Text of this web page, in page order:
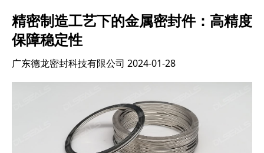
精密制造工艺下的金属密封件：高精度
保障稳定性
广东德龙密封科技有限公司 2024-01-28